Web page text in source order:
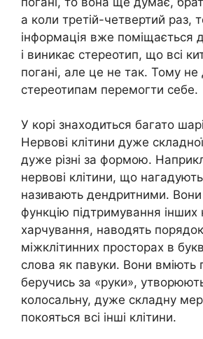
а коли третій-четвертий раз,
інформація вже поміщається
і виникає стереотип, що всі
погані, але це не так. Тому не
стереотипам перемогти себе.
У корі знаходиться багато
Нервові клітини дуже
дуже різні за формою.
нервові клітини, що нагадують
називають дендритними.
функцію підтримування інших
харчування, наводять
міжклітинних просторах в
слова як павуки. Вони вміють
беручись за «руки», утворюють
колосальну, дуже складну
покояться всі інші клітини.